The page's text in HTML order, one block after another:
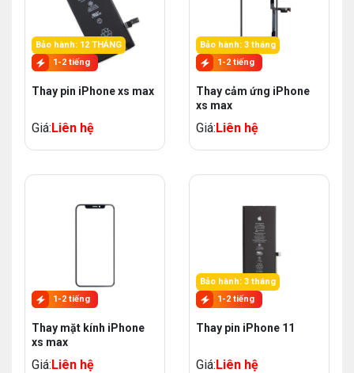
Bảo hành: 12 THÁNG
1-2 tiếng
Thay pin iPhone xs max
Giá:Liên hệ
Bảo hành: 3 tháng
1-2 tiếng
Thay cảm ứng iPhone
xs max
Giá:Liên hệ
1-2 tiếng
Thay mặt kính iPhone
xs max
Giá:Liên hệ
Bảo hành: 3 tháng
1-2 tiếng
Thay pin iPhone 11
Giá:Liên hệ